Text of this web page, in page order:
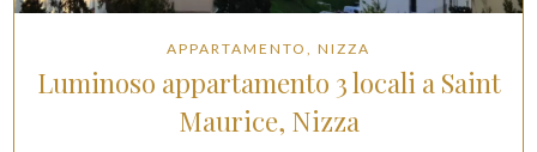
APPARTAMENTO, NIZZA
Luminoso appartamento 3 locali a Saint
Maurice, Nizza